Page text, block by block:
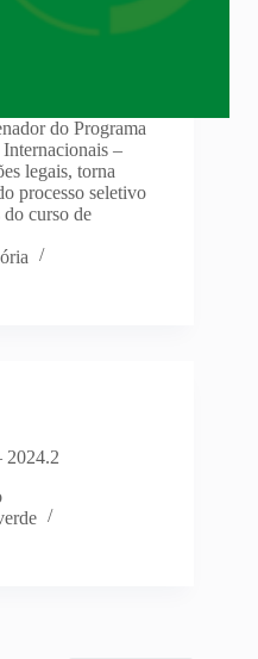
do Programa
–
legais, torna
processo seletivo
do curso de
2024.2